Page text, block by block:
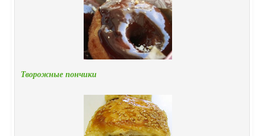
Творожные пончики